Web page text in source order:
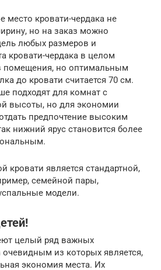
место кровати-чердака не
но на заказ можно
любых размеров и
кровати-чердака в целом
помещения, но оптимальным
до кровати считается 70 см.
подходят для комнат с
высоты, но для экономии
предпочтение высоким
нижний ярус становится более
кровати является стандартной,
семейной пары,
модели.
целый ряд важных
из которых является,
экономия места. Их